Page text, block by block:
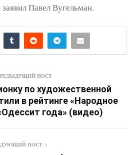
Павел Вугельман.
ПОСТ
по художественной
в рейтинге «Народное
года» (видео)
ПОСТ